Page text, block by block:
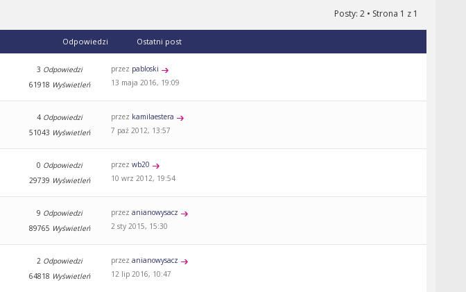
Posty: 2 • Strona 1 z 1
Odpowiedzi Ostatni post
3 Odpowiedzi
61918 Wyświetleń
przez pabloski
13 maja 2016, 19:09
4 Odpowiedzi
51043 Wyświetleń
przez kamilaestera
7 paź 2012, 13:57
0 Odpowiedzi
29739 Wyświetleń
przezwb20
10 wrz 2012, 19:54
9 Odpowiedzi
89765 Wyświetleń
przezanianowysacz
2 sty 2015, 15:30
2 Odpowiedzi
64818 Wyświetleń
przezanianowysacz
12 lip 2016, 10:47